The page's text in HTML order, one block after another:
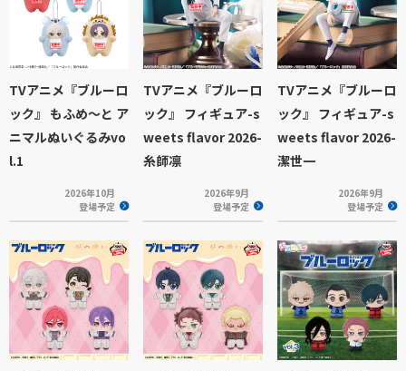
TVアニメ『ブルーロ
ック』 もふめ～と ア
ニマルぬいぐるみvo
l.1
2026年10月
登場予定
TVアニメ『ブルーロ
ック』 フィギュア-s
weets flavor 2026-
糸師凛
2026年9月
登場予定
TVアニメ『ブルーロ
ック』 フィギュア-s
weets flavor 2026-
潔世一
2026年9月
登場予定